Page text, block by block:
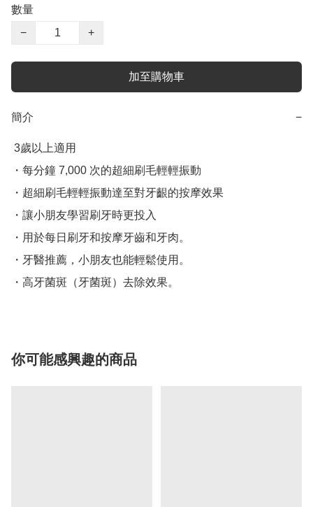
數量
−
+
加至購物車
簡介 −
・每分鐘 7,000 次的超細刷毛輕輕振動
・超細刷毛輕輕振動達至對牙齦的按摩效果
・讓小朋友學習刷牙時更投入
・用於每日刷牙和按摩牙齒和牙肉。
・牙醫推薦，小朋友也能輕鬆使用。
你可能感興趣的商品